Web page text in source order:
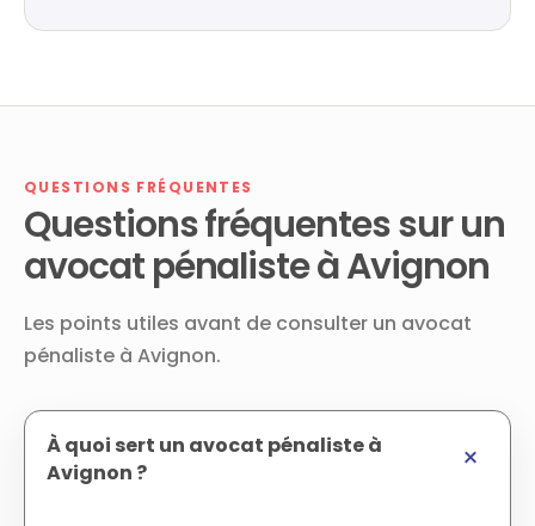
QUESTIONS FRÉQUENTES
Questions fréquentes sur un
avocat pénaliste à Avignon
Les points utiles avant de consulter un avocat
pénaliste à Avignon.
À quoi sert un avocat pénaliste à
Avignon ?